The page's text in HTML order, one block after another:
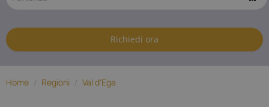
in Val
d'Ega Richiedi ora
Home / Regioni / Val d'Ega